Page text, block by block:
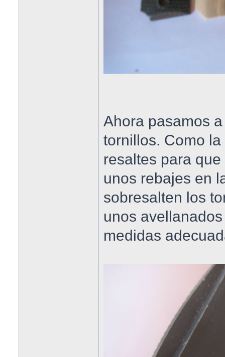
Ahora pasamos
tornillos. Como
resaltes para
unos rebajes en
sobresalten los
unos
medidas